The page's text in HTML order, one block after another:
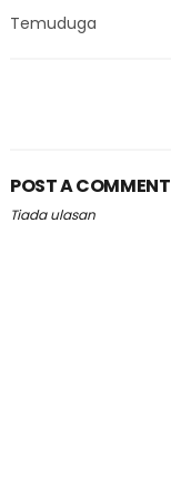
Temuduga
POST A COMMENT
Tiada ulasan